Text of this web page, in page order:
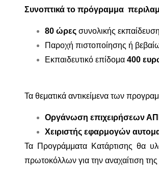
Συνοπτικά το πρόγραμμα
80 ώρες συνολικής
Παροχή πιστοποίησης ή
Εκπαιδευτικό επίδομα 400
Τα θεματικά αντικείμενα των
Οργάνωση επιχειρήσεων
Χειριστής εφαρμογών
Τα Προγράμματα Κατάρτισης θα
πρωτοκόλλων για την αναχαίτιση